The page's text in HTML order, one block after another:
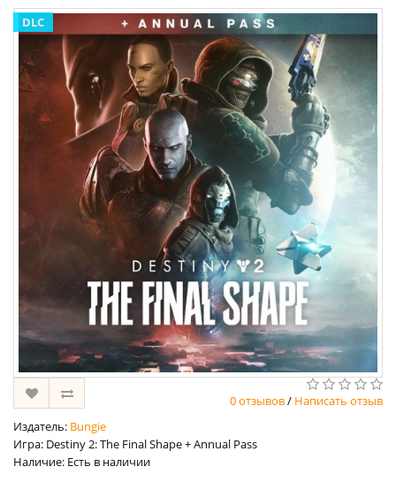
DLC
0 отзывов/ Написать отзыв
Издатель: Bungie
Игра: Destiny 2: The Final Shape + Annual Pass
Наличие: Есть в наличии